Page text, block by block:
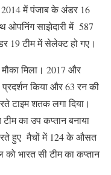
में पंजाब के अंडर 16
ओपनिंग साझेदारी में 587
19 टीम में सेलेक्ट हो गए।
मिला। 2017 और
किया और 63 रन की
टाइम शतक लगा दिया।
का उप कप्तान बनाया
हुए मैचों में 124 के औसत
भारत सी टीम का कप्तान